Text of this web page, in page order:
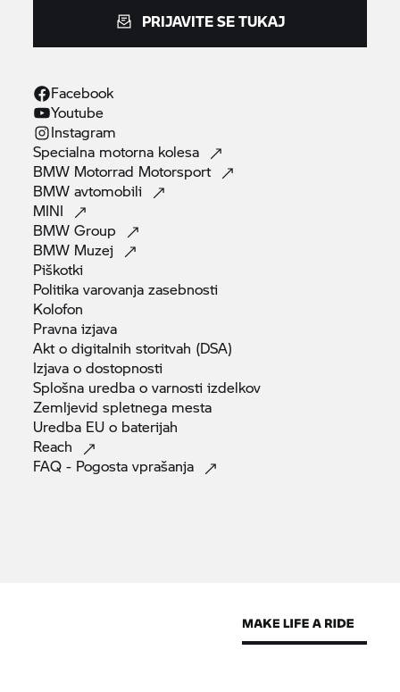
PRIJAVITE SE TUKAJ
Facebook
Youtube
Instagram
Specialna motorna kolesa
BMW Motorrad Motorsport
BMWavtomobili
MINI
BMWGroup
BMW Muzej
Piškotki
Politika varovanjazasebnosti
Kolofon
Pravnaizjava
Akt o digitalnih storitvah (DSA)
Izjava odostopnosti
Splošna uredba o varnostiizdelkov
Zemljevid spletnega mesta
Uredba EU o baterijah
Reach
FAQ - Pogostavprašanja